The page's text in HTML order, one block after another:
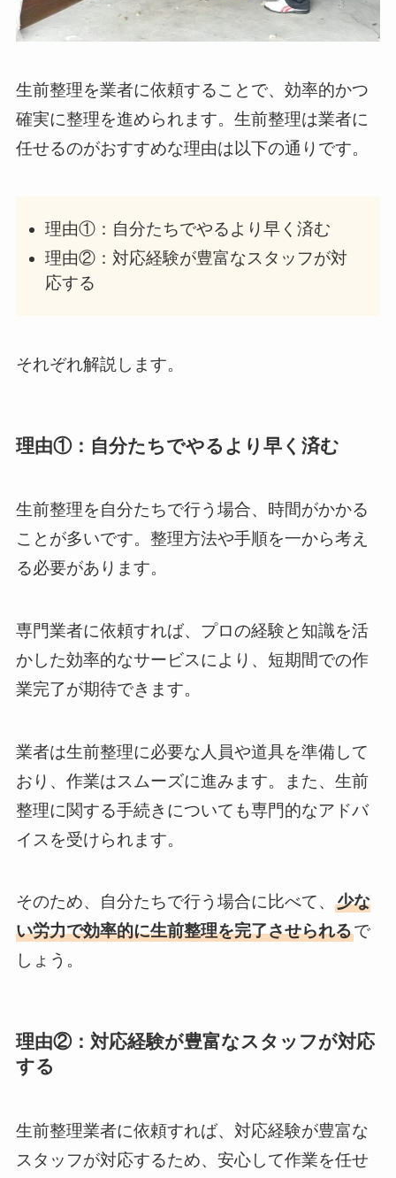
生前整理を業者に依頼することで、効率的かつ
確実に整理を進められます。生前整理は業者に
任せるのがおすすめな理由は以下の通りです。
理由①：自分たちでやるより早く済む
理由②：対応経験が豊富なスタッフが対
応する
それぞれ解説します。
理由①：自分たちでやるより早く済む
生前整理を自分たちで行う場合、時間がかかる
ことが多いです。整理方法や手順を一から考え
る必要があります。
専門業者に依頼すれば、プロの経験と知識を活
かした効率的なサービスにより、短期間での作
業完了が期待できます。
業者は生前整理に必要な人員や道具を準備して
おり、作業はスムーズに進みます。また、生前
整理に関する手続きについても専門的なアドバ
イスを受けられます。
そのため、自分たちで行う場合に比べて、 少な
い労力で効率的に生前整理を完了させられるで
しょう。
理由②：対応経験が豊富なスタッフが対応
する
生前整理業者に依頼すれば、対応経験が豊富な
スタッフが対応するため、安心して作業を任せ